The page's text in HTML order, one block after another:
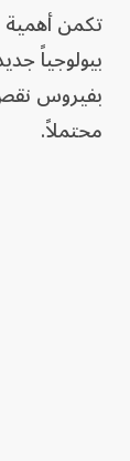
تكمن أهمية
بيولوجياً
بفيروس نقص
محتملاً.